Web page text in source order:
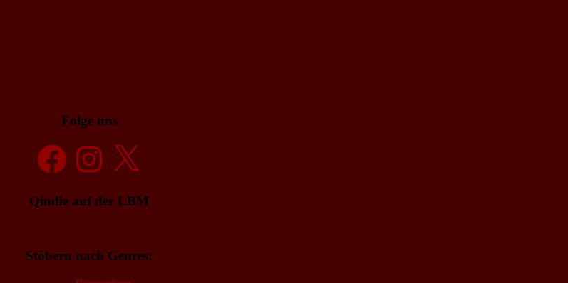
Folge uns
FacebookInstagramX
Qindie auf der LBM
Stöbern nach Genres: